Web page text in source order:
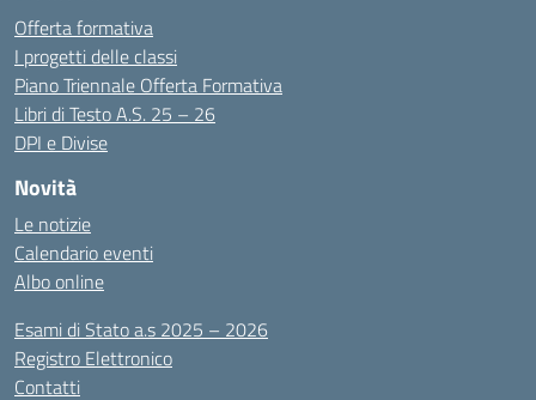
Offerta formativa
I progetti delle classi
Piano Triennale Offerta Formativa
Libri di Testo A.S. 25 – 26
DPI e Divise
Novità
Le notizie
Calendario eventi
Albo online
Esami di Stato a.s 2025 – 2026
Registro Elettronico
Contatti